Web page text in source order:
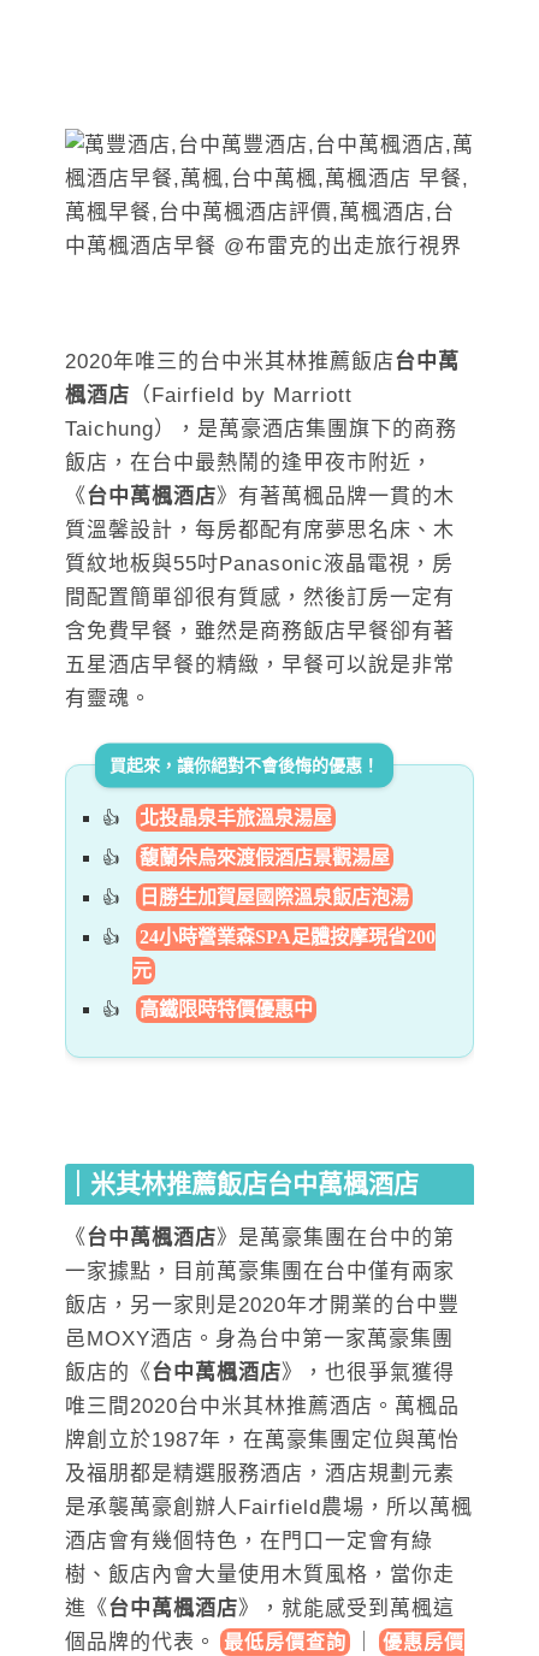
2020年唯三的台中米其林推薦飯店台中萬
楓酒店 （Fairfield by Marriott
Taichung），是萬豪酒店集團旗下的商務
飯店，在台中最熱鬧的逢甲夜市附近，
《台中萬楓酒店》有著萬楓品牌一貫的木
質溫馨設計，每房都配有席夢思名床、木
質紋地板與55吋Panasonic液晶電視，房
間配置簡單卻很有質感，然後訂房一定有
含免費早餐，雖然是商務飯店早餐卻有著
五星酒店早餐的精緻，早餐可以說是非常
有靈魂。
買起來，讓你絕對不會後悔的優惠！
北投晶泉丰旅溫泉湯屋
馥蘭朵烏來渡假酒店景觀湯屋
日勝生加賀屋國際溫泉飯店泡湯
24小時營業森SPA足體按摩現省200
元
高鐵限時特價優惠中
｜米其林推薦飯店台中萬楓酒店
《台中萬楓酒店》是萬豪集團在台中的第
一家據點，目前萬豪集團在台中僅有兩家
飯店，另一家則是2020年才開業的台中豐
邑MOXY酒店。身為台中第一家萬豪集團
飯店的《台中萬楓酒店》，也很爭氣獲得
唯三間2020台中米其林推薦酒店。萬楓品
牌創立於1987年，在萬豪集團定位與萬怡
及福朋都是精選服務酒店，酒店規劃元素
是承襲萬豪創辦人Fairfield農場，所以萬楓
酒店會有幾個特色，在門口一定會有綠
樹、飯店內會大量使用木質風格，當你走
進《台中萬楓酒店》，就能感受到萬楓這
個品牌的代表。
最低房價查詢
優惠房價